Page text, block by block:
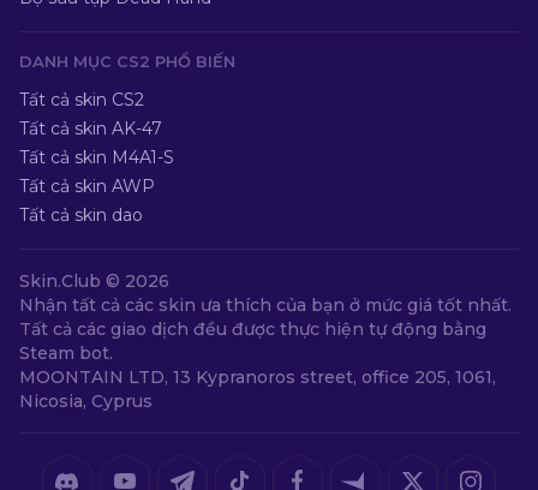
DANH MỤC CS2 PHỔ BIẾN
Tất cả skin CS2
Tất cả skin AK-47
Tất cả skin M4A1-S
Tất cả skin AWP
Tất cả skin dao
Skin.Club © 2026
Nhận tất cả các skin ưa thích của bạn ở mức giá tốt nhất.
Tất cả các giao dịch đều được thực hiện tự động bằng
Steam bot.
MOONTAIN LTD, 13 Kypranoros street, office 205, 1061,
Nicosia, Cyprus